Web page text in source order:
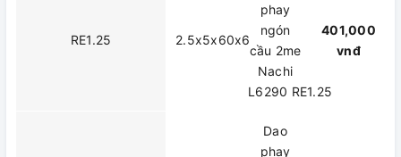
RE1.25 2.5x5x60x6
phay
ngón
cầu 2me
Nachi
L6290 RE1.25
401,000
vnđ
Dao
phay